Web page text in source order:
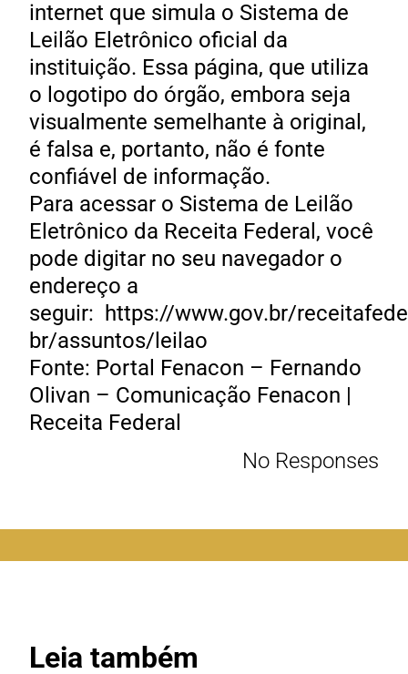
internet que simula o Sistema de
Leilão Eletrônico oficial da
instituição. Essa página, que utiliza
o logotipo do órgão, embora seja
visualmente semelhante à original,
é falsa e, portanto, não é fonte
confiável de informação.
Para acessar o Sistema de Leilão
Eletrônico da Receita Federal, você
pode digitar no seu navegador o
endereço a
seguir: https://www.gov.br/
br/assuntos/leilao
Fonte: Portal Fenacon – Fernando
Olivan – Comunicação Fenacon |
Receita Federal
No Responses
Leia também